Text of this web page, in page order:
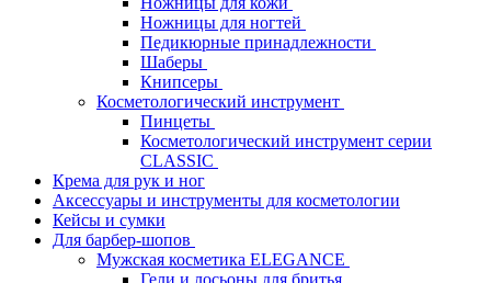
Ножницы для ногтей
Педикюрные принадлежности
Шаберы
Книпсеры
Косметологический инструмент
Пинцеты
Косметологический инструмент серии
CLASSIC
Крема для рук и ног
Аксессуары и инструменты для косметологии
Кейсы и сумки
Для барбер-шопов
Мужская косметика ELEGANCE
Гели и лосьоны для бритья